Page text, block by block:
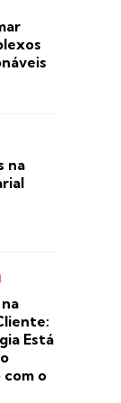
na
Está
com o